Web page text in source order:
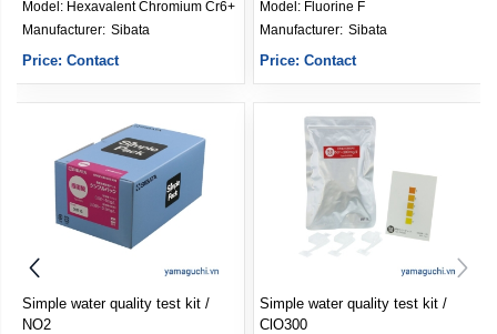
Model: Hexavalent Chromium Cr6+
Sibata
Price: Contact
Model: Fluorine F
Manufacturer: Sibata
Price: Contact
Simple water quality test kit /
NO2
Simple water quality test kit /
ClO300